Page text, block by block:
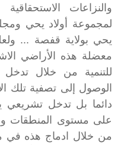
والنزاعات
لمجموعة أولاد يحي
يحي بولاية قفصة ...
معضلة هذه الأراضي
للتنمية من خلال
الوصول إلى تصفية تلك
دائما بل تدخل تشريعي
على مستوى المنطقات
من خلال ادماج هذه في